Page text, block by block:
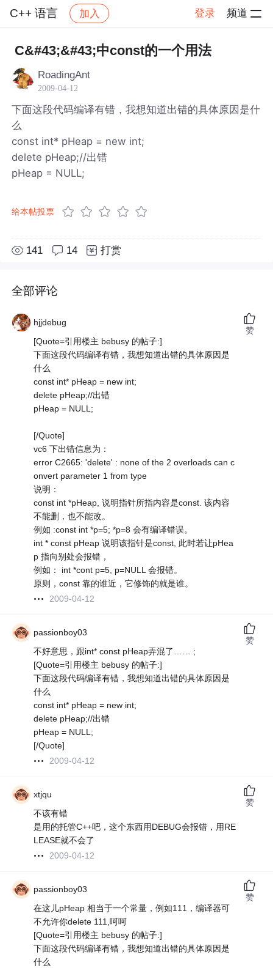
C++ 语言 加入 登录 频道
社区 C++ 语言 帖子详情
C&#43;&#43;中const的一个用法
RoadingAnt
2009-04-12
下面这段代码编译有错，我想知道出错的具体原因是什
么
const int* pHeap = new int;
delete pHeap;//出错
pHeap = NULL;
给本帖投票
141 14 打赏
全部评论
hjjdebug
[Quote=引用楼主 bebusy 的帖子:]
下面这段代码编译有错，我想知道出错的具体原因是
什么
const int* pHeap = new int;
delete pHeap;//出错
pHeap = NULL;
[/Quote]
vc6 下出错信息为：
error C2665: 'delete' : none of the 2 overloads can c
onvert parameter 1 from type
说明：
const int *pHeap, 说明指针所指内容是const. 该内容
不能删，也不能改。
例如 :const int *p=5; *p=8 会有编译错误。
int * const pHeap 说明该指针是const, 此时若让pHea
p 指向别处会报错，
例如： int *cont p=5, p=NULL 会报错。
原则，const 靠的谁近，它修饰的就是谁。
2009-04-12
赞
passionboy03
不好意思，跟int* const pHeap弄混了…… ;
[Quote=引用楼主 bebusy 的帖子:]
下面这段代码编译有错，我想知道出错的具体原因是
什么
const int* pHeap = new int;
delete pHeap;//出错
pHeap = NULL;
[/Quote]
2009-04-12
赞
xtjqu
不该有错
是用的托管C++吧，这个东西用DEBUG会报错，用RE
LEASE就不会了
2009-04-12
赞
passionboy03
在这儿pHeap 相当于一个常量，例如111，编译器可
不允许你delete 111,呵呵
[Quote=引用楼主 bebusy 的帖子:]
下面这段代码编译有错，我想知道出错的具体原因是
什么
赞